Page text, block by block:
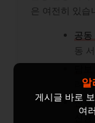
은 여전히 있습
공동
동
려
신
신
알
게시글 바로
여